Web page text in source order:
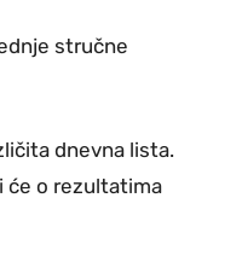
stručne
dnevna lista.
će o rezultatima